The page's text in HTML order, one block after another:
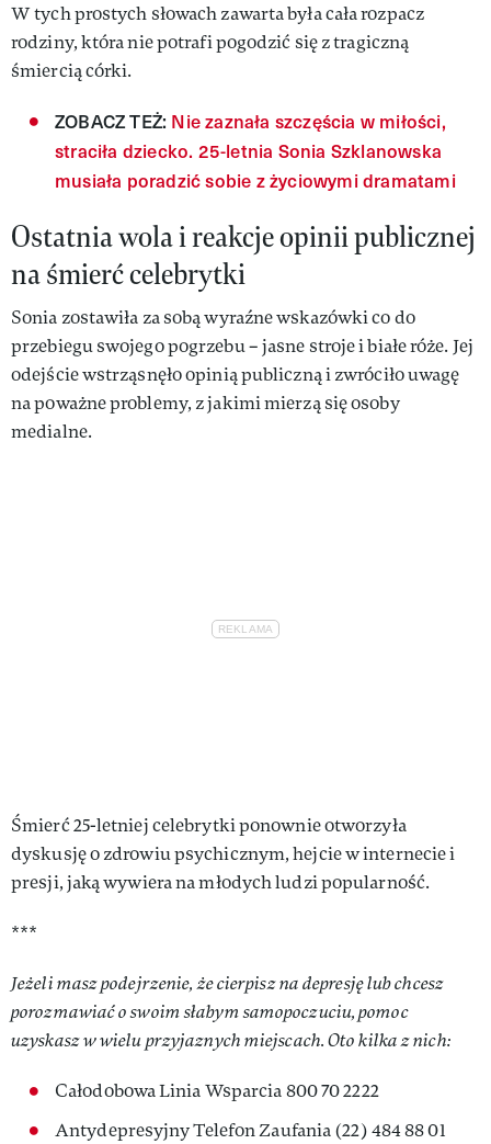
W tych prostych słowach zawarta była cała rozpacz
rodziny, która nie potrafi pogodzić się z tragiczną
śmiercią córki.
ZOBACZ TEŻ: Nie zaznała szczęścia w miłości,
straciła dziecko. 25-letnia Sonia Szklanowska
musiała poradzić sobie z życiowymi dramatami
Ostatnia wola i reakcje opinii publicznej
na śmierć celebrytki
Sonia zostawiła za sobą wyraźne wskazówki co do
przebiegu swojego pogrzebu – jasne stroje i białe róże. Jej
odejście wstrząsnęło opinią publiczną i zwróciło uwagę
na poważne problemy, z jakimi mierzą się osoby
medialne.
Śmierć 25-letniej celebrytki ponownie otworzyła
dyskusję o zdrowiu psychicznym, hejcie w internecie i
presji, jaką wywiera na młodych ludzi popularność.
***
Jeżeli masz podejrzenie, że cierpisz na depresję lub chcesz
porozmawiać o swoim słabym samopoczuciu, pomoc
uzyskasz w wielu przyjaznych miejscach. Oto kilka z nich:
Całodobowa Linia Wsparcia 800 70 2222
Antydepresyjny Telefon Zaufania (22) 484 88 01